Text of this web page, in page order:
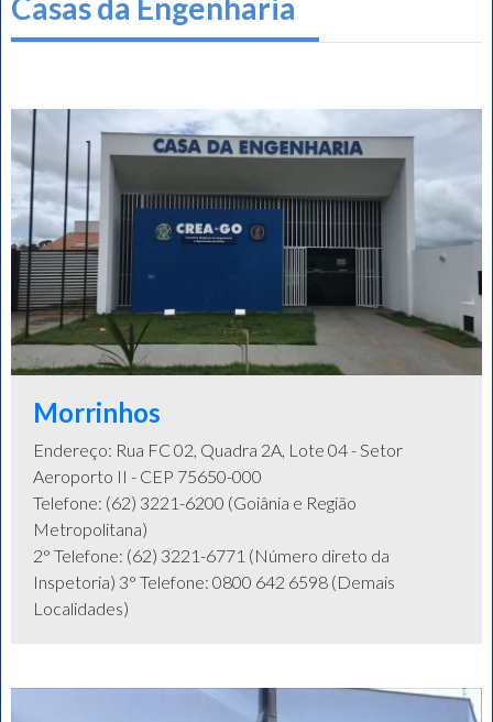
Casas da Engenharia
Morrinhos
Endereço: Rua FC 02, Quadra 2A, Lote 04 - Setor
Aeroporto II - CEP 75650-000
Telefone: (62) 3221-6200 (Goiânia e Região
Metropolitana)
2° Telefone: (62) 3221-6771 (Número direto da
Inspetoria) 3° Telefone: 0800 642 6598 (Demais
Localidades)